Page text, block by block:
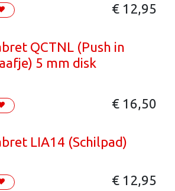
€ 12,95
QCTNL (Push in
5 mm disk
€ 16,50
LIA14 (Schilpad)
€ 12,95